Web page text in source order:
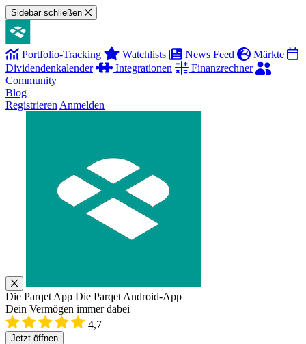
Sidebar schließen
Portfolio-Tracking Watchlists News Feed
Märkte
Dividendenkalender
Integrationen
Finanzrechner
Community
Blog
Registrieren Anmelden
Die Parqet App Die Parqet Android-App
Dein Vermögen immer dabei
4,7
Jetzt öffnen